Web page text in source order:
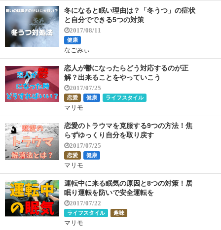
冬になると眠い理由は？「冬うつ」の症状
と自分でできる5つの対策
2017/08/11
健康
なごみぃ
恋人が鬱になったらどう対応するのが正
解？出来ることをやっていこう
2017/07/25
恋愛 健康 ライフスタイル
マリモ
恋愛のトラウマを克服する9つの方法！焦
らずゆっくり自分を取り戻す
2017/07/25
恋愛 健康
マリモ
運転中に来る眠気の原因と8つの対策！居
眠り運転を防いで安全運転を
2017/07/22
ライフスタイル 趣味
マリモ